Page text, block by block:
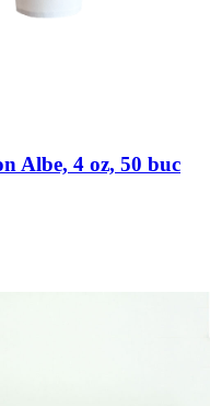
Albe, 4 oz, 50 buc